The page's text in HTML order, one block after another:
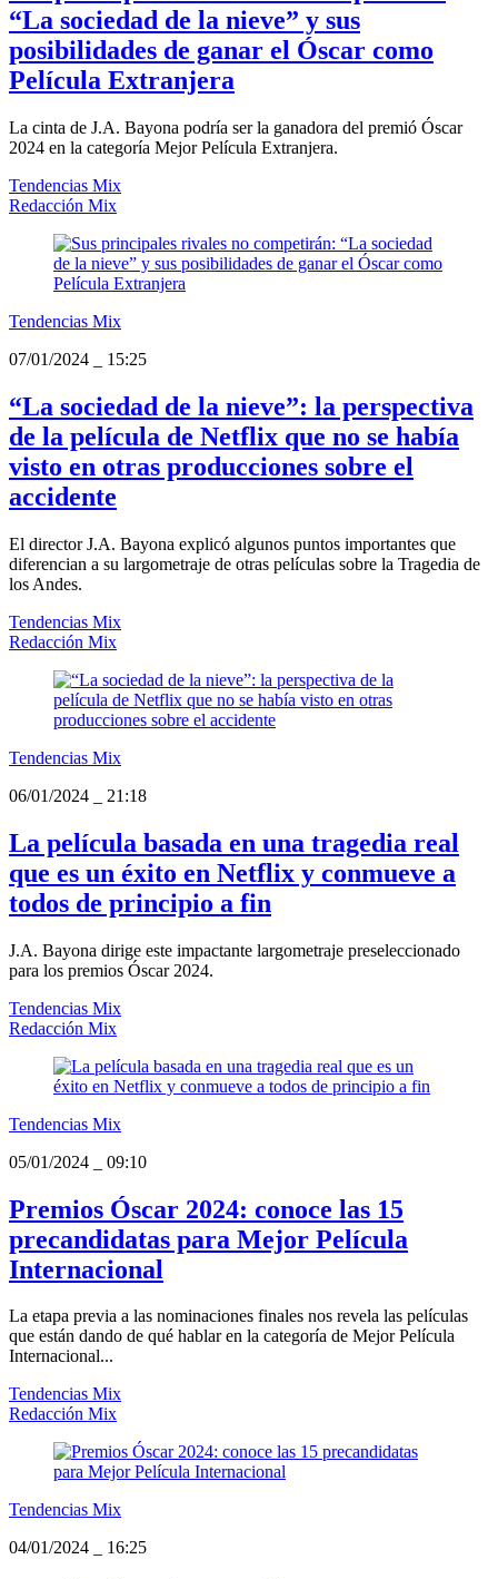
“La sociedad de la nieve” y sus
posibilidades de ganar el Óscar como
Película Extranjera
La cinta de J.A. Bayona podría ser la ganadora del premió Óscar
2024 en la categoría Mejor Película Extranjera.
Tendencias Mix
Redacción Mix
Tendencias Mix
07/01/2024
15:25
“La sociedad de la nieve”: la perspectiva
de la película de Netflix que no se había
visto en otras producciones sobre el
accidente
El director J.A. Bayona explicó algunos puntos importantes que
diferencian a su largometraje de otras películas sobre la Tragedia de
los Andes.
Tendencias Mix
Redacción Mix
Tendencias Mix
06/01/2024
21:18
La película basada en una tragedia real
que es un éxito en Netflix y conmueve a
todos de principio a fin
J.A. Bayona dirige este impactante largometraje preseleccionado
para los premios Óscar 2024.
Tendencias Mix
Redacción Mix
Tendencias Mix
05/01/2024
09:10
Premios Óscar 2024: conoce las 15
precandidatas para Mejor Película
Internacional
La etapa previa a las nominaciones finales nos revela las películas
que están dando de qué hablar en la categoría de Mejor Película
Internacional...
Tendencias Mix
Redacción Mix
Tendencias Mix
04/01/2024
16:25